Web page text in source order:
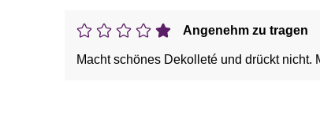
Angenehm zu tragen
Macht schönes Dekolleté und drückt nicht.